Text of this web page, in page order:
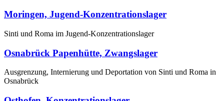
Moringen, Jugend-Konzentrationslager
Sinti und Roma im Jugend-Konzentrationslager
Osnabrück Papenhütte, Zwangslager
Ausgrenzung, Internierung und Deportation von Sinti und Roma in
Osnabrück